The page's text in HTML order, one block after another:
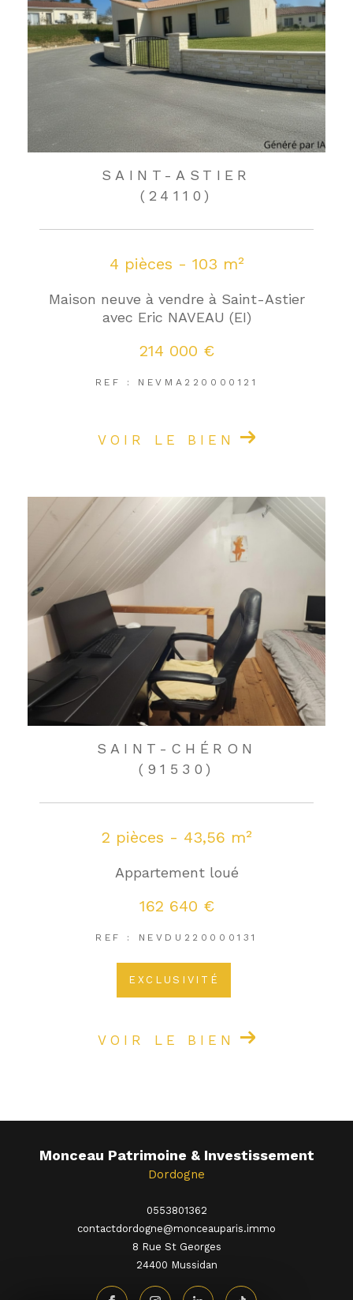
SAINT-ASTIER
(24110)
4 pièces - 103 m²
Maison neuve à vendre à Saint-Astier
avec Eric NAVEAU (EI)
214 000 €
REF : NEVMA220000121
VOIR LE BIEN
SAINT-CHÉRON
(91530)
2 pièces - 43,56 m²
Appartement loué
162 640 €
REF : NEVDU220000131
EXCLUSIVITÉ
VOIR LE BIEN
Monceau Patrimoine & Investissement
Dordogne
0553801362
contactdordogne@monceauparis.immo
8 Rue St Georges
24400
mussidan